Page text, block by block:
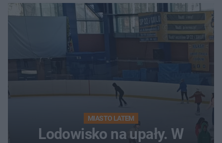
MIASTO LATEM
Lodowisko na upały. W